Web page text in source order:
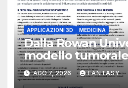
APPLICAZIONI 3D MEDICINA
Dalla Rowan
modello
studiare il
e cellule staminali
AGO 7, 2026 FANTASY